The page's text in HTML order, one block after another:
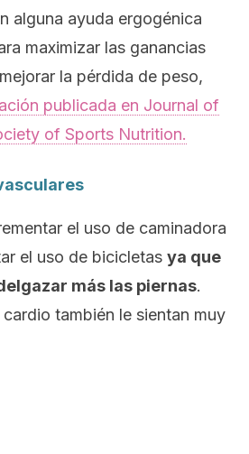
alguna ayuda ergogénica
maximizar las ganancias
la pérdida de peso,
publicada en Journal of
of Sports Nutrition.
el uso de caminadora
el uso de bicicletas ya que
más las piernas.
también le sientan muy